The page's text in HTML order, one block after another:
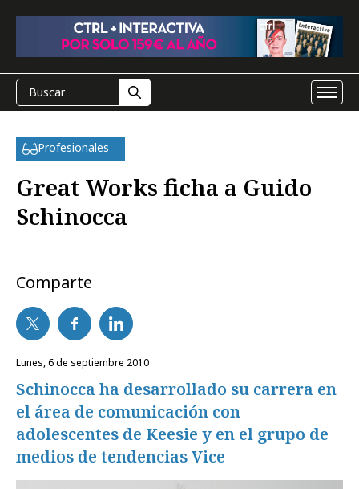
Profesionales
Great Works ficha a Guido
Schinocca
Comparte
lunes, 6 de septiembre 2010
Schinocca ha desarrollado su carrera en
el área de comunicación con
adolescentes de Keesie y en el grupo de
medios de tendencias Vice